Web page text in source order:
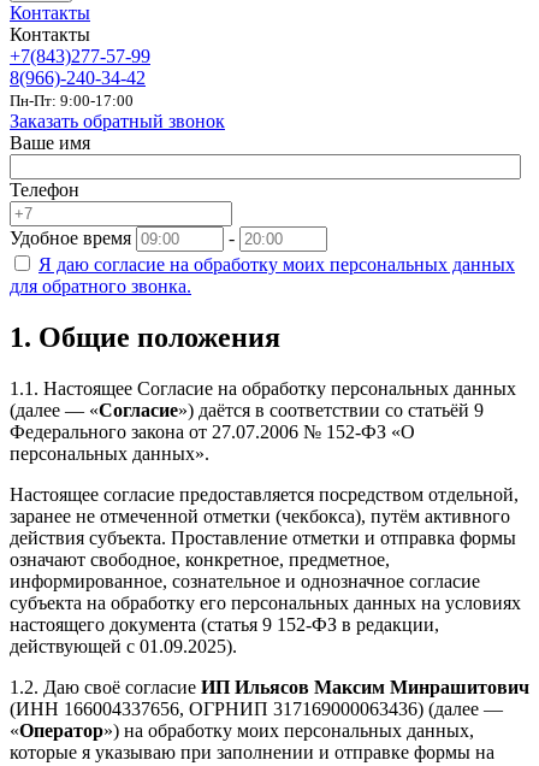
Контакты
Контакты
+7(843)277-57-99
8(966)-240-34-42
Пн-Пт: 9:00-17:00
Заказать обратный звонок
Ваше имя
Телефон
Удобное время
-
Я даю согласие на обработку моих персональных данных
для обратного звонка.
1. Общие положения
1.1. Настоящее Согласие на обработку персональных данных
(далее — «Согласие») даётся в соответствии со статьёй 9
Федерального закона от 27.07.2006 № 152-ФЗ «О
персональных данных».
Настоящее согласие предоставляется посредством отдельной,
заранее не отмеченной отметки (чекбокса), путём активного
действия субъекта. Проставление отметки и отправка формы
означают свободное, конкретное, предметное,
информированное, сознательное и однозначное согласие
субъекта на обработку его персональных данных на условиях
настоящего документа (статья 9 152-ФЗ в редакции,
действующей с 01.09.2025).
1.2. Даю своё согласие ИП Ильясов Максим Минрашитович
(ИНН 166004337656, ОГРНИП 317169000063436) (далее —
«Оператор») на обработку моих персональных данных,
которые я указываю при заполнении и отправке формы на